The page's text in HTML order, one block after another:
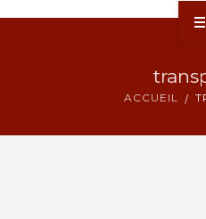
ACCUEIL